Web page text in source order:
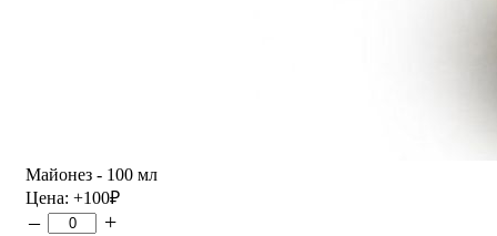
Майонез - 100 мл
Цена: +100₽
– +